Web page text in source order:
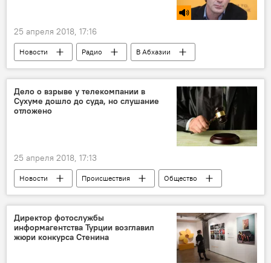
25 апреля 2018, 17:16
Новости Радио В Абхазии
Дело о взрыве у телекомпании в
Сухуме дошло до суда, но слушание
отложено
25 апреля 2018, 17:13
Новости Происшествия
Общество
В Абхазии
Взрыв на территории АГТРК
Кан Кварчия
Адгур Корсантия
Абхазия
Директор фотослужбы
информагентства Турции возглавил
жюри конкурса Стенина